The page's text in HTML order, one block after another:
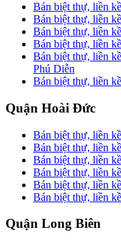
Bán biệt thự, liền
Bán biệt thự, liền
Bán biệt thự, liền
Bán biệt thự, liền
Bán biệt thự, liền
Phú Diễn
Bán biệt thự, liền
Quận Hoài Đức
Bán biệt thự, liền
Bán biệt thự, liền
Bán biệt thự, liền
Bán biệt thự, liền
Bán biệt thự, liền
Bán biệt thự, liền
Quận Long Biên